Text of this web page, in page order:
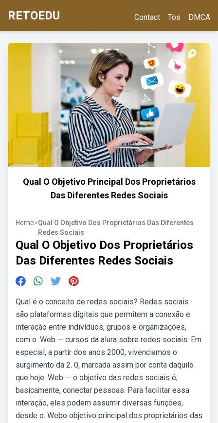
RETOEDU Contact Tos DMCA
Qual O Objetivo Principal Dos Proprietários
Das Diferentes Redes Sociais
Home>Qual O Objetivo Dos Proprietários Das Diferentes
Redes Sociais
Qual O Objetivo Dos Proprietários
Das Diferentes Redes Sociais
Qual é o conceito de redes sociais? Redes sociais
são plataformas digitais que permitem a conexão e
interação entre indivíduos, grupos e organizações,
com o. Web — cursos da alura sobre redes sociais. Em
especial, a partir dos anos 2000, vivenciamos o
surgimento da 2. 0, marcada assim por conta daquilo
que hoje. Web — o objetivo das redes sociais é,
basicamente, conectar pessoas. Para facilitar essa
interação, eles podem assumir diversas funções,
desde o. Webo objetivo principal dos proprietários das